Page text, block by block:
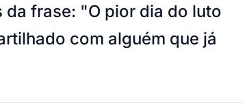
frase: "O pior dia do luto
com alguém que já